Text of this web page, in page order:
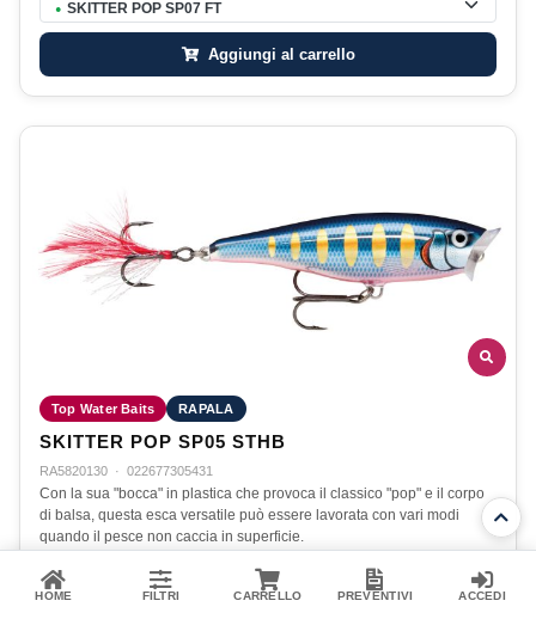
● SKITTER POP SP07 FT
Aggiungi al carrello
Top Water Baits RAPALA
SKITTER POP SP05 STHB
RA5820130 · 022677305431
Con la sua "bocca" in plastica che provoca il classico "pop" e il corpo
di balsa, questa esca versatile può essere lavorata con vari modi
quando il pesce non caccia in superficie.
10,40 €
HOME FILTRI CARRELLO PREVENTIVI ACCEDI